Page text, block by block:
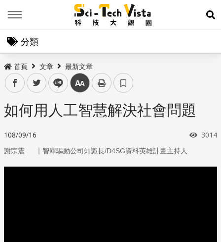
展
分類
首頁 文章 最新文章
facebooktwitter line 中
如何用人工智慧解決社會問題
108/09/16 瀏覽
3014
謝宗震 ｜ 智庫驅動公司知識長/D4SG資料英雄計畫主持人